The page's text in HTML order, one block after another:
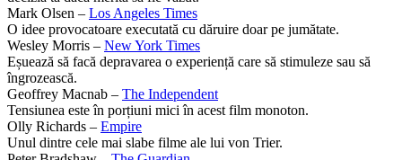
Mark Olsen – Los Angeles Times
O idee provocatoare executată cu dăruire doar pe jumătate.
Wesley Morris – New York Times
Eșuează să facă depravarea o experiență care să stimuleze sau să
îngrozească.
Geoffrey Macnab – The Independent
Tensiunea este în porțiuni mici în acest film monoton.
Olly Richards – Empire
Unul dintre cele mai slabe filme ale lui von Trier.